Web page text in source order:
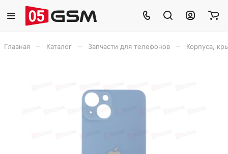
Главная Каталог Запчасти для телефонов Корпуса,